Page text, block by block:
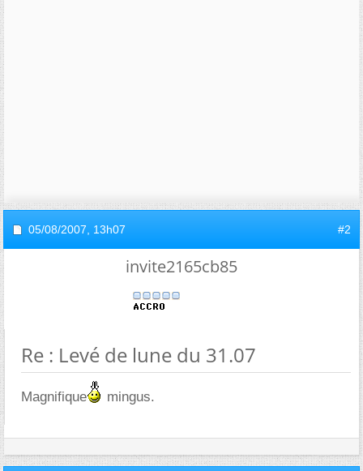
05/08/2007, 13h07 #2
invite2165cb85
Re : Levé de lune du 31.07
Magnifique mingus.